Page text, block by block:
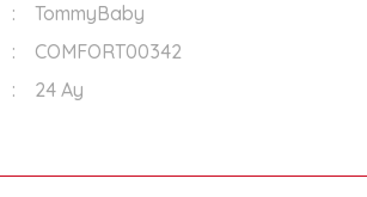
TommyBaby
COMFORT00342
24 Ay